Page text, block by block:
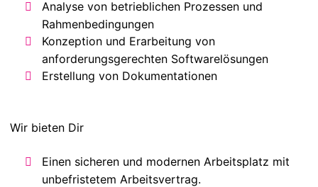
Analyse von betrieblichen Prozessen und
Rahmenbedingungen
Konzeption und Erarbeitung von
anforderungsgerechten Softwarelösungen
Erstellung von Dokumentationen
Wir bieten Dir
Einen sicheren und modernen Arbeitsplatz mit
unbefristetem Arbeitsvertrag.